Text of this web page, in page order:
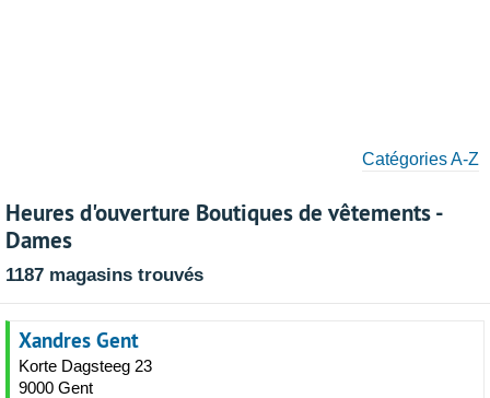
Catégories A-Z
Heures d'ouverture Boutiques de vêtements -
Dames
1187 magasins trouvés
Xandres Gent
Korte Dagsteeg 23
9000 Gent